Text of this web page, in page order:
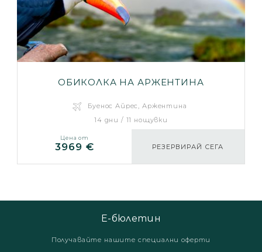
ОБИКОЛКА НА АРЖЕНТИНА
Буенос Айрес, Аржентина
14 дни / 11 нощувки
Цена от
3969 € РЕЗЕРВИРАЙ СЕГА
Е-бюлетин
Получавайте нашите специални оферти